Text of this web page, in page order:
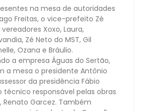
na mesa de autoridades
Freitas, o vice-prefeito Zé
Xoxo, Laura,
Zé Neto do MST, Gil
Ozana e Bráulio.
a empresa Águas do Sertão,
a mesa o presidente Antônio
da presidência Fábio
técnico responsável pelas obras
Renato Garcez. Também